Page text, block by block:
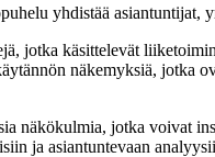
yhdistää
jotka käsittelevät
näkemyksiä, jotka
näkökulmia, jotka voivat
ja asiantuntevaan